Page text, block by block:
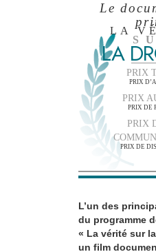
Le
LA
LA
PRIX
PRIX
PRIX
PRIX DE
PRIX
PRIX DE
L’un des
du programme
« La vérité sur
un film